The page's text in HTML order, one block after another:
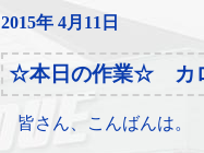
2015年 4月11日
☆本日の作業☆ カ
皆さん、こんばんは。